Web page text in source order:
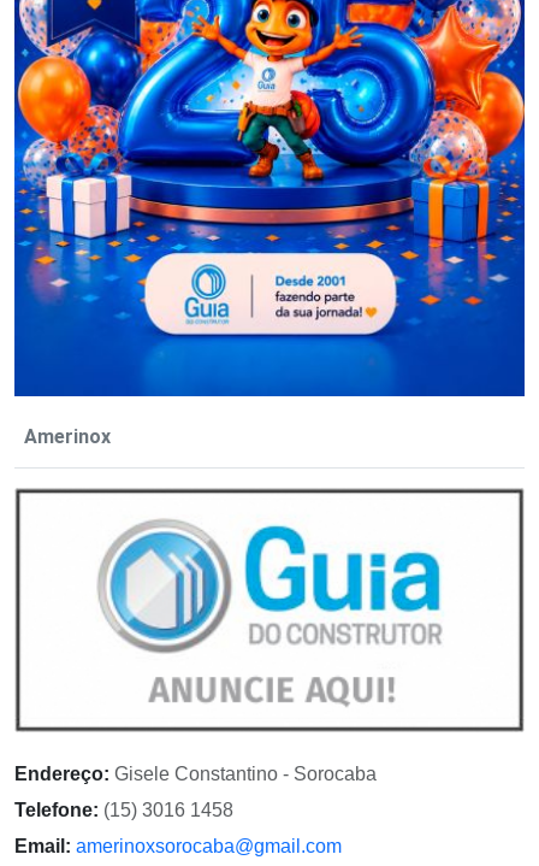
Amerinox
Endereço: Gisele Constantino - Sorocaba
Telefone: (15) 3016 1458
Email: amerinoxsorocaba@gmail.com